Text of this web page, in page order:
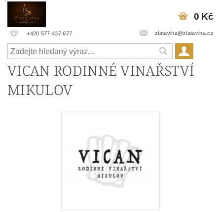
+420 577 437 677 zlatavina@zlatavina.cz
0 Kč
VICAN RODINNÉ VINAŘSTVÍ
MIKULOV